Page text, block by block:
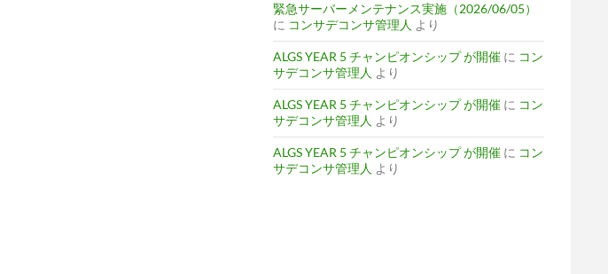
緊急サーバーメンテナンス実施（2026/06/05）
に コンサデコンサ管理人 より
ALGS YEAR 5 チャンピオンシップ が開催 に コン
サデコンサ管理人 より
ALGS YEAR 5 チャンピオンシップ が開催 に コン
サデコンサ管理人 より
ALGS YEAR 5 チャンピオンシップ が開催 に コン
サデコンサ管理人 より